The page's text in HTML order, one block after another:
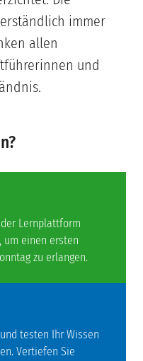
immer
allen
und
Lernplattform
um einen ersten
zu erlangen.
testen Ihr Wissen
Vertiefen Sie